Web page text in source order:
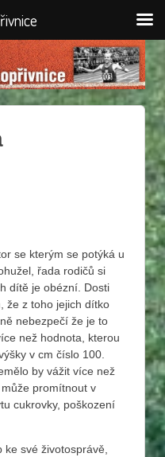
se kterým se potýká u
řada rodičů si
dítě je obézní. Dosti
že z toho jejich dítko
nebezpečí že je to
než hodnota, kterou
v cm číslo 100.
by vážit více než
promítnout v
cukrovky, poškození
své životosprávě,